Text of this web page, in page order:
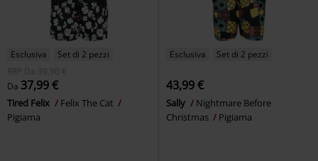
Esclusiva
Set di 2 pezzi
RRP
Da
39,90 €
Da 37,99 €
Tired Felix
Felix The Cat
Pigiama
Esclusiva Set di 2 pezzi
43,99 €
Sally
Nightmare Before
Christmas
Pigiama